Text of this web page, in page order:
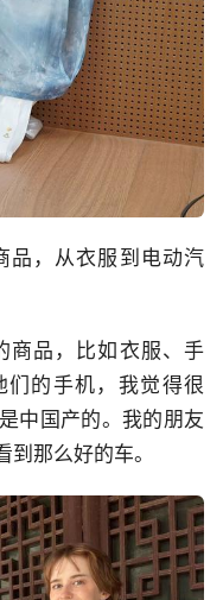
品，从衣服到电动汽
商品，比如衣服、手
们的手机，我觉得很
中国产的。我的朋友
那么好的车。